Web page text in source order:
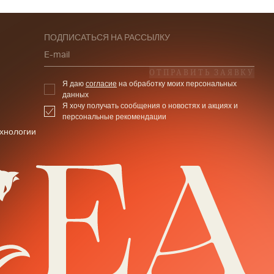
ПОДПИСАТЬСЯ НА РАССЫЛКУ
E-mail
ОТПРАВИТЬ ЗАЯВКУ
Я даю согласие на обработку моих персональных
данных
Я хочу получать сообщения о новостях и акциях и
персональные рекомендации